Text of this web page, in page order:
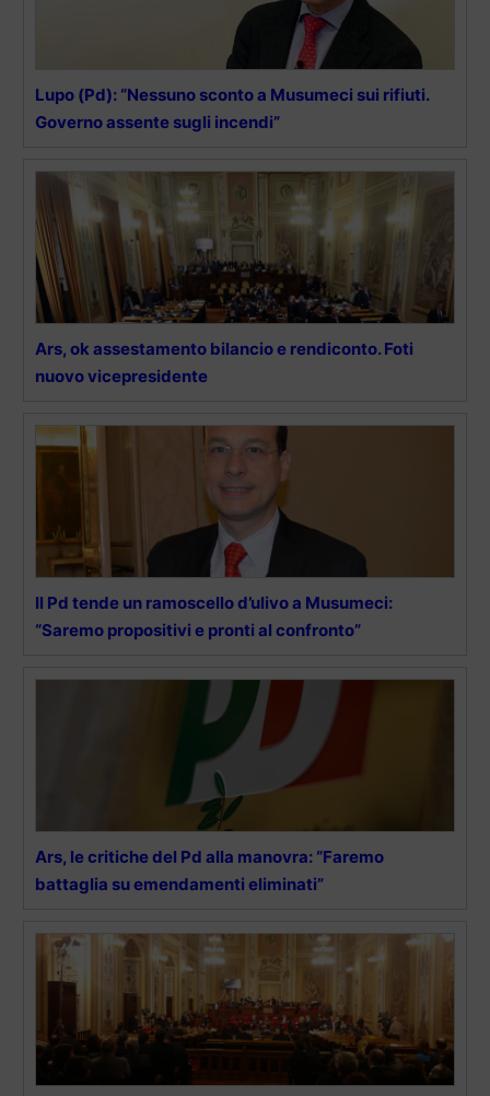
Lupo (Pd): “Nessuno sconto a Musumeci sui rifiuti.
Governo assente sugli incendi”
Ars, ok assestamento bilancio e rendiconto. Foti
nuovo vicepresidente
Il Pd tende un ramoscello d’ulivo a Musumeci:
“Saremo propositivi e pronti al confronto”
Ars, le critiche del Pd alla manovra: “Faremo
battaglia su emendamenti eliminati”